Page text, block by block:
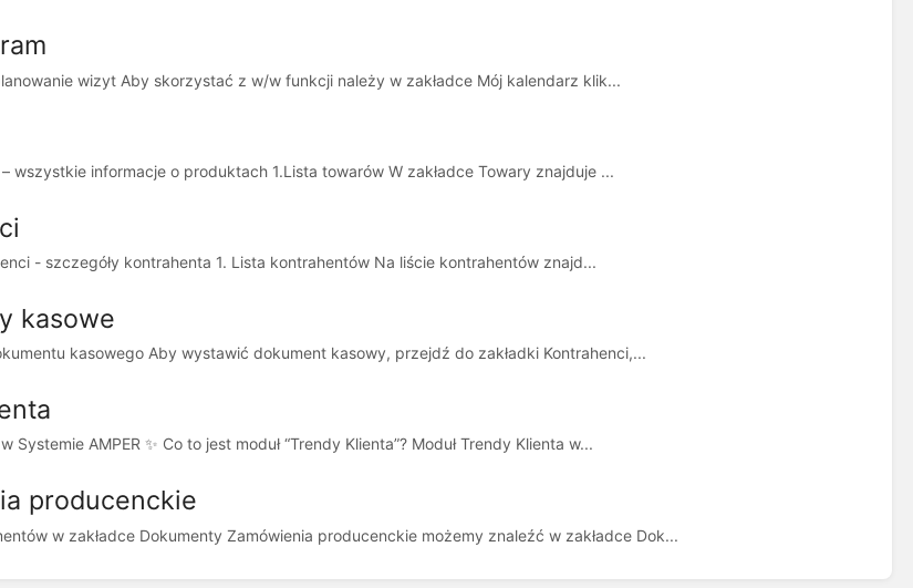
wizyt Aby skorzystać z w/w funkcji należy w zakładce Mój kalendarz klik...
wszystkie informacje o produktach 1.Lista towarów W zakładce Towary znajduje ...
- szczegóły kontrahenta 1. Lista kontrahentów Na liście kontrahentów znajd...
kasowe
kasowego Aby wystawić dokument kasowy, przejdź do zakładki Kontrahenci,...
Systemie AMPER ✨ Co to jest moduł “Trendy Klienta”? Moduł Trendy Klienta w...
producenckie
w zakładce Dokumenty Zamówienia producenckie możemy znaleźć w zakładce Dok...